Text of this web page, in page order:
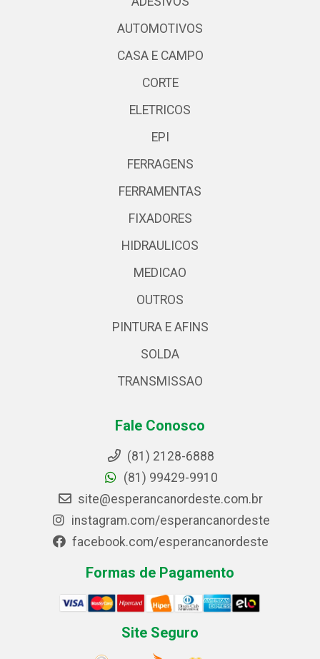
AUTOMOTIVOS
CASA E CAMPO
CORTE
ELETRICOS
EPI
FERRAGENS
FERRAMENTAS
FIXADORES
HIDRAULICOS
MEDICAO
OUTROS
PINTURA E AFINS
SOLDA
TRANSMISSAO
Fale Conosco
(81) 2128-6888
(81) 99429-9910
site@esperancanordeste.com.br
instagram.com/esperancanordeste
facebook.com/esperancanordeste
Formas de Pagamento
Site Seguro